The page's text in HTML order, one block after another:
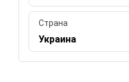
Страна
Украина